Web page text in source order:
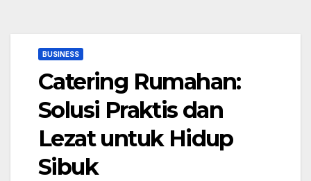
BUSINESS
Catering Rumahan:
Solusi Praktis dan
Lezat untuk Hidup
Sibuk